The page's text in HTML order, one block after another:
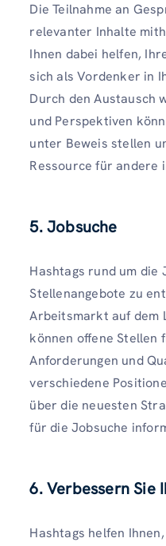
Die Teilnahme an
relevanter Inhalte
Ihnen dabei helfen,
sich als Vordenker in
Durch den Austausch
und Perspektiven
unter Beweis stellen
Ressource für andere
5. Jobsuche
Hashtags rund um die
Stellenangebote zu
Arbeitsmarkt auf dem
können offene Stellen
Anforderungen und
verschiedene
über die neuesten
für die Jobsuche
6. Verbessern Sie
Hashtags helfen